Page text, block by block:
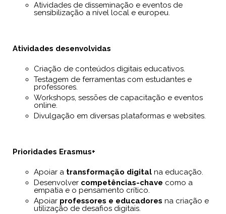
Atividades de disseminação e eventos de
sensibilização a nível local e europeu.
Atividades desenvolvidas
Criação de conteúdos digitais educativos.
Testagem de ferramentas com estudantes e
professores.
Workshops, sessões de capacitação e eventos
online.
Divulgação em diversas plataformas e websites.
Prioridades Erasmus+
Apoiar a transformação digital na educação.
Desenvolver competências-chave como a
empatia e o pensamento crítico.
Apoiar professores e educadores na criação e
utilização de desafios digitais.